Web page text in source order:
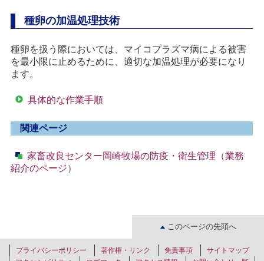
種卵の加温処理技術
種卵を扱う際においては、マイコプラズマ病による被害
を最小限に止めるために、適切な加温処理が必要になり
ます。
具体的な作業手順
関連ページ
家畜改良センター岡崎牧場の防疫・衛生管理（業務
紹介のページ）
このページの先頭へ
プライバシーポリシー 著作権・リンク 免責事項
サイトマップ